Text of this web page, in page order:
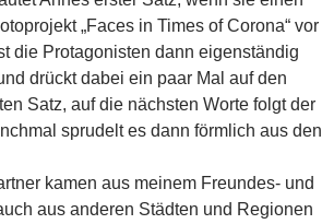
„Faces in Times of Corona“ vor
die Protagonisten dann eigenständig
drückt dabei ein paar Mal auf den
Satz, auf die nächsten Worte folgt der
sprudelt es dann förmlich aus den
kamen aus meinem Freundes- und
aus anderen Städten und Regionen